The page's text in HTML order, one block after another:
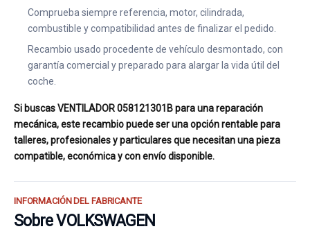
Comprueba siempre referencia, motor, cilindrada,
combustible y compatibilidad antes de finalizar el pedido.
Recambio usado procedente de vehículo desmontado, con
garantía comercial y preparado para alargar la vida útil del
coche.
Si buscas VENTILADOR 058121301B para una reparación
mecánica, este recambio puede ser una opción rentable para
talleres, profesionales y particulares que necesitan una pieza
compatible, económica y con envío disponible.
INFORMACIÓN DEL FABRICANTE
Sobre VOLKSWAGEN